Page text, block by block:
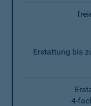
Erstattung bis
4-